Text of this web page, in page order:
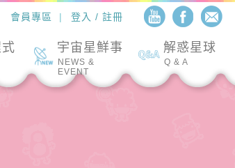
會員專區 登入 / 註冊
解惑星球
Q & A
宇宙星鮮事
NEWS &
EVENT